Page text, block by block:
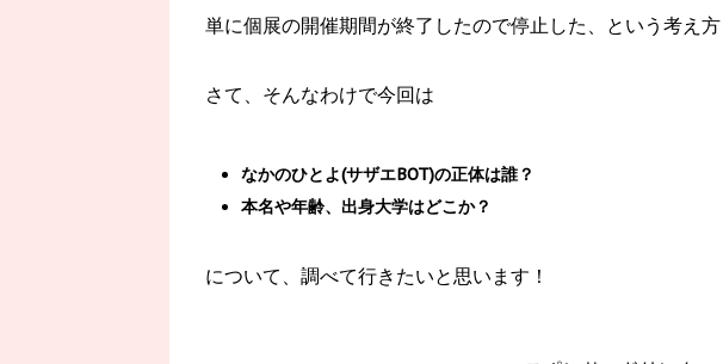
単に個展の開催期間が終了したので停止した、という考え
さて、そんなわけで今回は
なかのひとよ(サザエBOT)の正体は誰？
本名や年齢、出身大学はどこか？
について、調べて行きたいと思います！